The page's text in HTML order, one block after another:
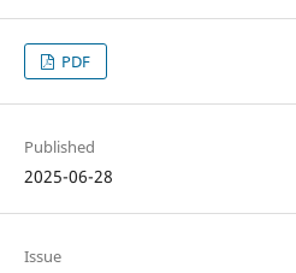
PDF
Published
2025-06-28
Issue